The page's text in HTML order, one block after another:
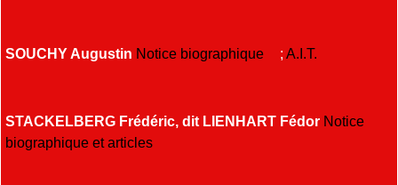
SOUCHY Augustin Notice biographique ; A.I.T.
STACKELBERG Frédéric, dit LIENHART Fédor Notice
biographique et articles